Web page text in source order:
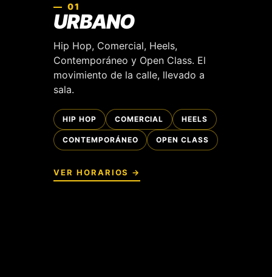
— 01
URBANO
Hip Hop, Comercial, Heels,
Contemporáneo y Open Class. El
movimiento de la calle, llevado a
sala.
HIP HOP COMERCIAL HEELS
CONTEMPORÁNEO OPEN CLASS
VER HORARIOS →